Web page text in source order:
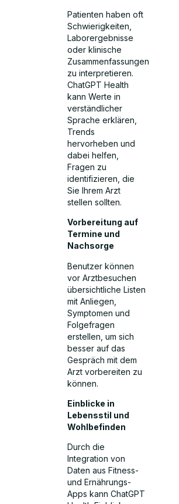
Patienten haben oft
Schwierigkeiten,
Laborergebnisse
oder klinische
Zusammenfassungen
zu interpretieren.
ChatGPT Health
kann Werte in
verständlicher
Sprache erklären,
Trends
hervorheben und
dabei helfen,
Fragen zu
identifizieren, die
Sie Ihrem Arzt
stellen sollten.
Vorbereitung auf
Termine und
Nachsorge
Benutzer können
vor Arztbesuchen
übersichtliche Listen
mit Anliegen,
Symptomen und
Folgefragen
erstellen, um sich
besser auf das
Gespräch mit dem
Arzt vorbereiten zu
können.
Einblicke in
Lebensstil und
Wohlbefinden
Durch die
Integration von
Daten aus Fitness-
und Ernährungs-
Apps kann ChatGPT